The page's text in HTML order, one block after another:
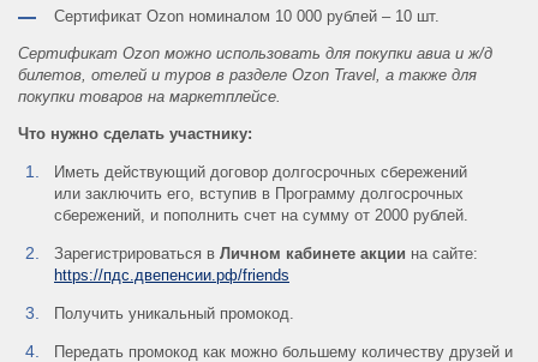
Сертификат Ozon номиналом 10 000 рублей – 10 шт.
Сертификат Ozon можно использовать для покупки авиа и ж/д
билетов, отелей и туров в разделе Ozon Travel, а также для
покупки товаров на маркетплейсе.
Что нужно сделать участнику:
Иметь действующий договор долгосрочных сбережений
или заключить его, вступив в Программу долгосрочных
сбережений, и пополнить счет на сумму от 2000 рублей.
Зарегистрироваться в Личном кабинете акции на сайте:
https://пдс.двепенсии.рф/friends
Получить уникальный промокод.
Передать промокод как можно большему количеству друзей и